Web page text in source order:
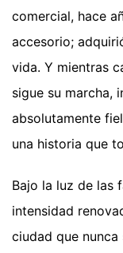
comercial, hace
accesorio;
vida. Y mientras
sigue su marcha,
absolutamente
una historia que
Bajo la luz de las
intensidad
ciudad que